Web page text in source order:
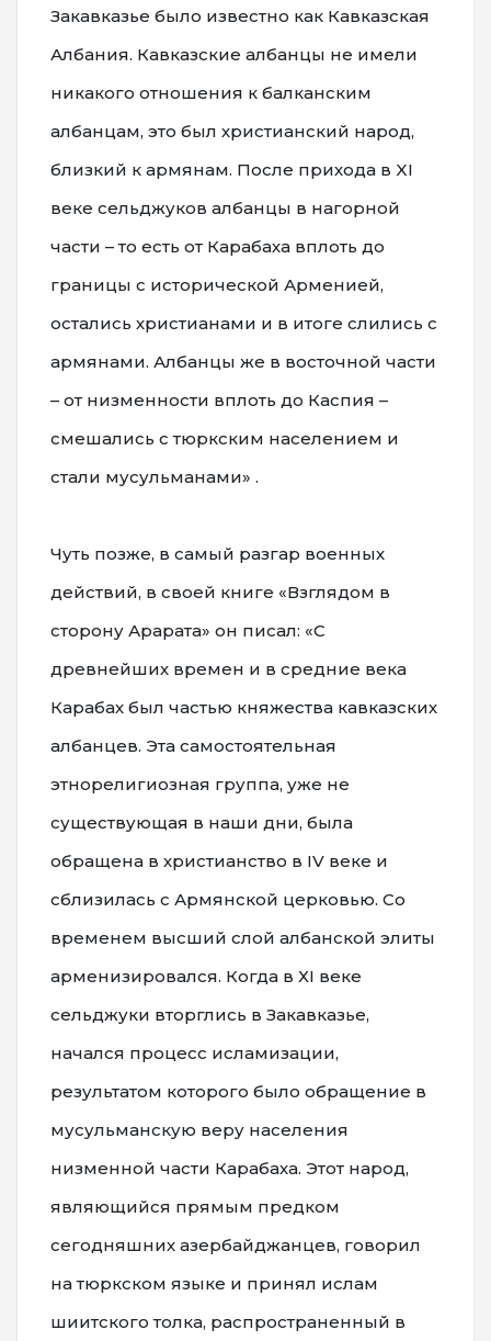
Закавказье было известно как Кавказская
Албания. Кавказские албанцы не имели
никакого отношения к балканским
албанцам, это был христианский народ,
близкий к армянам. После прихода в XI
веке сельджуков албанцы в нагорной
части – то есть от Карабаха вплоть до
границы с исторической Арменией,
остались христианами и в итоге слились с
армянами. Албанцы же в восточной части
– от низменности вплоть до Каспия –
смешались с тюркским населением и
стали мусульманами» .
Чуть позже, в самый разгар военных
действий, в своей книге «Взглядом в
сторону Арарата» он писал: «С
древнейших времен и в средние века
Карабах был частью княжества кавказских
албанцев. Эта самостоятельная
этнорелигиозная группа, уже не
существующая в наши дни, была
обращена в христианство в IV веке и
сблизилась с Армянской церковью. Со
временем высший слой албанской элиты
арменизировался. Когда в ХI веке
сельджуки вторглись в Закавказье,
начался процесс исламизации,
результатом которого было обращение в
мусульманскую веру населения
низменной части Карабаха. Этот народ,
являющийся прямым предком
сегодняшних азербайджанцев, говорил
на тюркском языке и принял ислам
шиитского толка, распространенный в